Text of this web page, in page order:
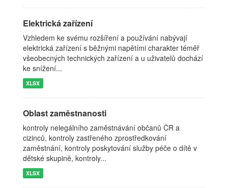
Elektrická zařízení
Vzhledem ke svému rozšíření a používání nabývají
elektrická zařízení s běžnými napětími charakter téměř
všeobecných technických zařízení a u uživatelů dochází
ke snížení...
XLSX
Oblast zaměstnanosti
kontroly nelegálního zaměstnávání občanů ČR a
cizinců, kontroly zastřeného zprostředkování
zaměstnání, kontroly poskytování služby péče o dítě v
dětské skupině, kontroly...
XLSX